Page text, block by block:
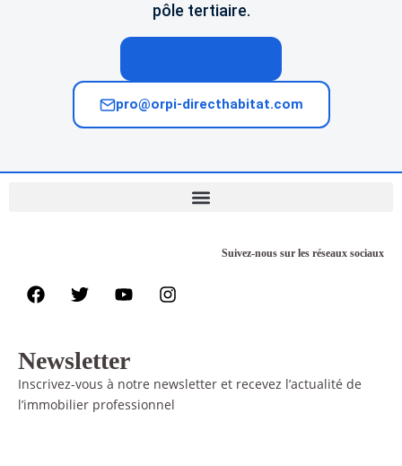
pôle tertiaire.
pro@orpi-directhabitat.com
Suivez-nous sur les réseaux sociaux
Newsletter
Inscrivez-vous à notre newsletter et recevez l’actualité de
l’immobilier professionnel